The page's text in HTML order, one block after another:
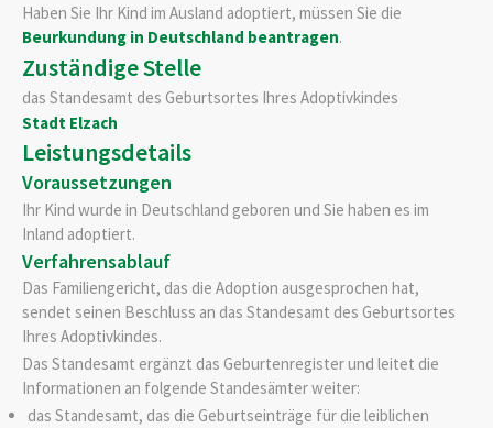
Haben Sie Ihr Kind im Ausland adoptiert, müssen Sie die
Beurkundung in Deutschland beantragen.
Zuständige Stelle
das Standesamt des Geburtsortes Ihres Adoptivkindes
Stadt Elzach
Leistungsdetails
Voraussetzungen
Ihr Kind wurde in Deutschland geboren und Sie haben es im
Inland adoptiert.
Verfahrensablauf
Das Familiengericht, das die Adoption ausgesprochen hat,
sendet seinen Beschluss an das Standesamt des Geburtsortes
Ihres Adoptivkindes.
Das Standesamt ergänzt das Geburtenregister und leitet die
Informationen an folgende Standesämter weiter:
das Standesamt, das die Geburtseinträge für die leiblichen